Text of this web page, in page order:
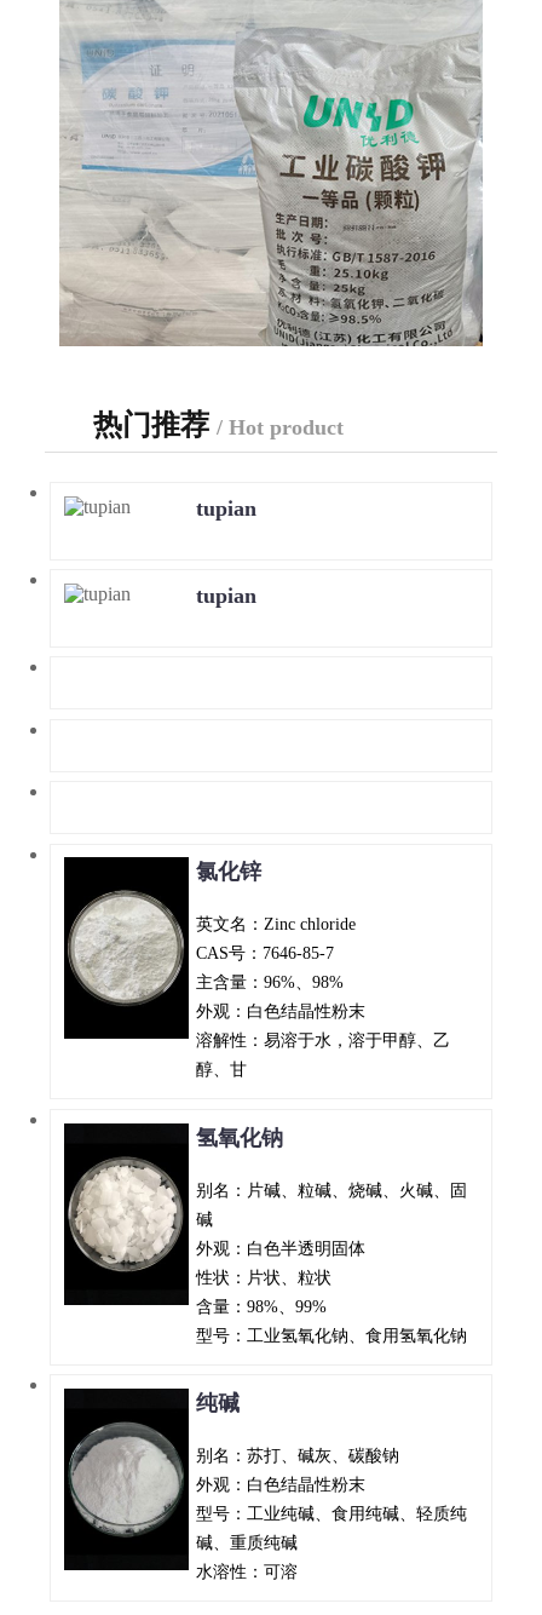
热门推荐/ Hot product
tupian
tupian
氯化锌
英文名：Zinc chloride
CAS号：7646-85-7
主含量：96%、98%
外观：白色结晶性粉末
溶解性：易溶于水，溶于甲醇、乙
醇、甘
氢氧化钠
别名：片碱、粒碱、烧碱、火碱、固
碱
外观：白色半透明固体
性状：片状、粒状
含量：98%、99%
型号：工业氢氧化钠、食用氢氧化钠
纯碱
别名：苏打、碱灰、碳酸钠
外观：白色结晶性粉末
型号：工业纯碱、食用纯碱、轻质纯
碱、重质纯碱
水溶性：可溶